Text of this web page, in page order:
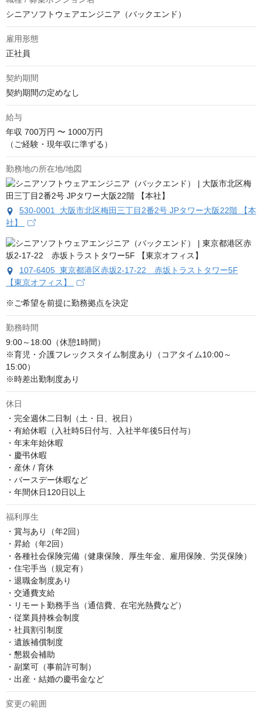
シニアソフトウェアエンジニア（バックエンド）
雇用形態
正社員
契約期間
契約期間の定めなし
給与
年収 700万円 〜 1000万円
（ご経験・現年収に準ずる）
勤務地の所在地/地図
530-0001 大阪市北区梅田三丁目2番2号 JPタワー大阪22階 【本
社】
107-6405 東京都港区赤坂2-17-22 赤坂トラストタワー5F
【東京オフィス】
※ご希望を前提に勤務拠点を決定
勤務時間
9:00～18:00（休憩1時間）
※育児・介護フレックスタイム制度あり（コアタイム10:00～
15:00）
※時差出勤制度あり
休日
・完全週休二日制（土・日、祝日）
・有給休暇（入社時5日付与、入社半年後5日付与）
・年末年始休暇
・慶弔休暇
・産休 / 育休
・バースデー休暇など
・年間休日120日以上
福利厚生
・賞与あり（年2回）
・昇給（年2回）
・各種社会保険完備（健康保険、厚生年金、雇用保険、労災保険）
・住宅手当（規定有）
・退職金制度あり
・交通費支給
・リモート勤務手当（通信費、在宅光熱費など）
・従業員持株会制度
・社員割引制度
・遺族補償制度
・懇親会補助
・副業可（事前許可制）
・出産・結婚の慶弔金など
変更の範囲